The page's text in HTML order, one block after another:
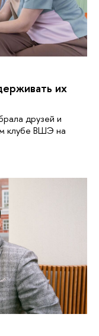
их
друзей и
клубе ВШЭ на